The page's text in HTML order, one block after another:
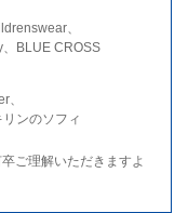
、
BLUE CROSS
、
ンのソフィ
ご理解いただきますよ